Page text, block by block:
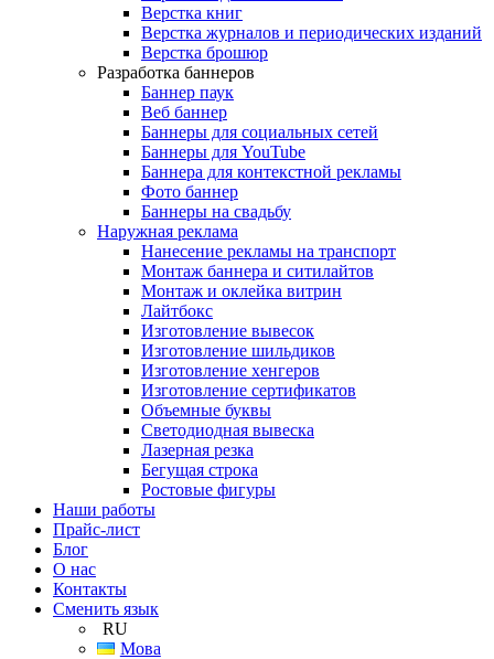
Верстка книг
Верстка журналов и периодических изданий
Верстка брошюр
Разработка баннеров
Баннер паук
Веб баннер
Баннеры для социальных сетей
Баннеры для YouTube
Баннера для контекстной рекламы
Фото баннер
Баннеры на свадьбу
Наружная реклама
Нанесение рекламы на транспорт
Монтаж баннера и ситилайтов
Монтаж и оклейка витрин
Лайтбокс
Изготовление вывесок
Изготовление шильдиков
Изготовление хенгеров
Изготовление сертификатов
Объемные буквы
Светодиодная вывеска
Лазерная резка
Бегущая строка
Ростовые фигуры
Наши работы
Прайс-лист
Блог
О нас
Контакты
Сменить язык
RU
Мова